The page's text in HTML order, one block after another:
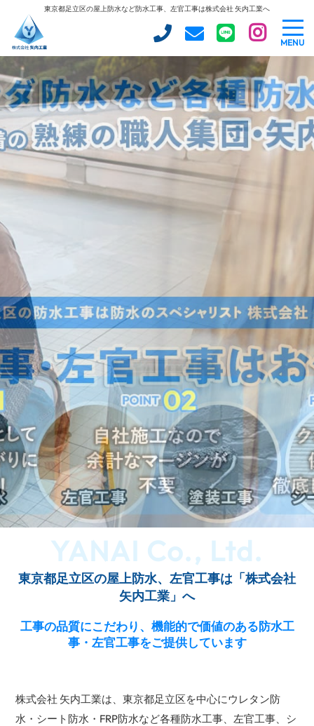
東京都足立区の屋上防水など防水工事、左官工事は株式会社 矢内工業へ
MENU
YANAI Co., Ltd.
東京都足立区の屋上防水、左官工事は「株式会社
矢内工業」へ
工事の品質にこだわり、機能的で価値のある防水工
事・左官工事をご提供しています
株式会社 矢内工業は、東京都足立区を中心にウレタン防
水・シート防水・FRP防水など各種防水工事、左官工事、シ